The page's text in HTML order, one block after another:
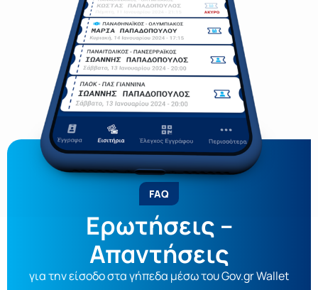
FAQ
Ερωτήσεις –
Απαντήσεις
για την είσοδο στα γήπεδα μέσω του Gov.gr Wallet